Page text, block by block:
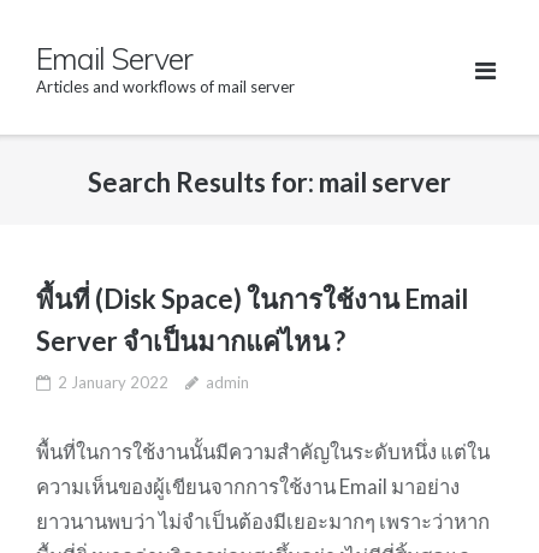
content
Email Server
Articles and workflows of mail server
Search Results for: mail server
พื้นที่ (Disk Space) ในการใช้งาน Email
Server จำเป็นมากแค่ไหน ?
2 January 2022 admin
พื้นที่ในการใช้งานนั้นมีความสำคัญในระดับหนึ่ง แต่ใน
ความเห็นของผู้เขียนจากการใช้งาน Email มาอย่าง
ยาวนานพบว่า ไม่จำเป็นต้องมีเยอะมากๆ เพราะว่าหาก